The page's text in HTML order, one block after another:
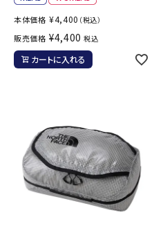
本体価格 ¥4,400 （税込）
販売価格 ¥4,400 税込
カートに入れる